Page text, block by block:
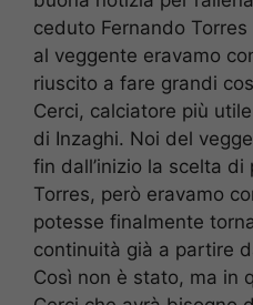
ceduto Fernando Torres
al veggente eravamo
riuscito a fare grandi
Cerci, calciatore più
di Inzaghi. Noi del
fin dall’inizio la scelta di
Torres, però eravamo
potesse finalmente
continuità già a partire
Così non è stato, ma in